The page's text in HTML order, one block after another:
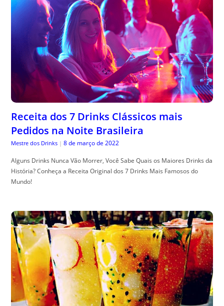
Receita dos 7 Drinks Clássicos mais
Pedidos na Noite Brasileira
Mestre dos Drinks | 8 de março de 2022
Alguns Drinks Nunca Vão Morrer, Você Sabe Quais os Maiores Drinks da
História? Conheça a Receita Original dos 7 Drinks Mais Famosos do
Mundo!